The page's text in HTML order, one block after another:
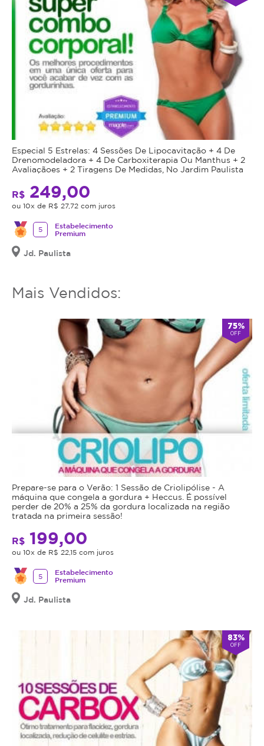
Especial 5 Estrelas: 4 Sessões De Lipocavitação + 4 De
Drenomodeladora + 4 De Carboxiterapia Ou Manthus + 2
Avaliaçãoes + 2 Tiragens De Medidas, No Jardim Paulista
R$ 249,00
ou 10x de R$ 27,72 com juros
5
Estabelecimento
Premium
Jd. Paulista
Mais Vendidos:
75%
OFF
Prepare-se para o Verão: 1 Sessão de Criolipólise - A
máquina que congela a gordura + Heccus. É possível
perder de 20% a 25% da gordura localizada na região
tratada na primeira sessão!
R$ 199,00
ou 10x de R$ 22,15 com juros
5
Estabelecimento
Premium
Jd. Paulista
83%
OFF